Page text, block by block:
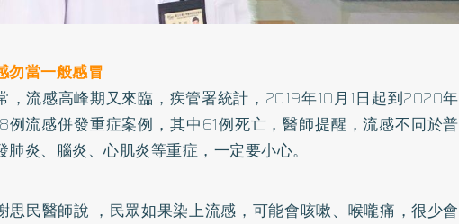
當一般感冒
，流感高峰期又來臨，疾管署統計，2019年10月1日起到2020年
例流感併發重症案例，其中61例死亡，醫師提醒，流感不同於普
炎、腦炎、心肌炎等重症，一定要小心。
思民醫師說 ，民眾如果染上流感，可能會咳嗽、喉嚨痛，很少會